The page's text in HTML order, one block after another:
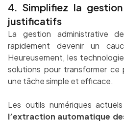
4. Simplifiez la
justificatifs
La gestion administrative
rapidement devenir un
Heureusement, les
solutions pour transformer ce
une tâche simple et efficace.
Les outils numériques
l’extraction automatique